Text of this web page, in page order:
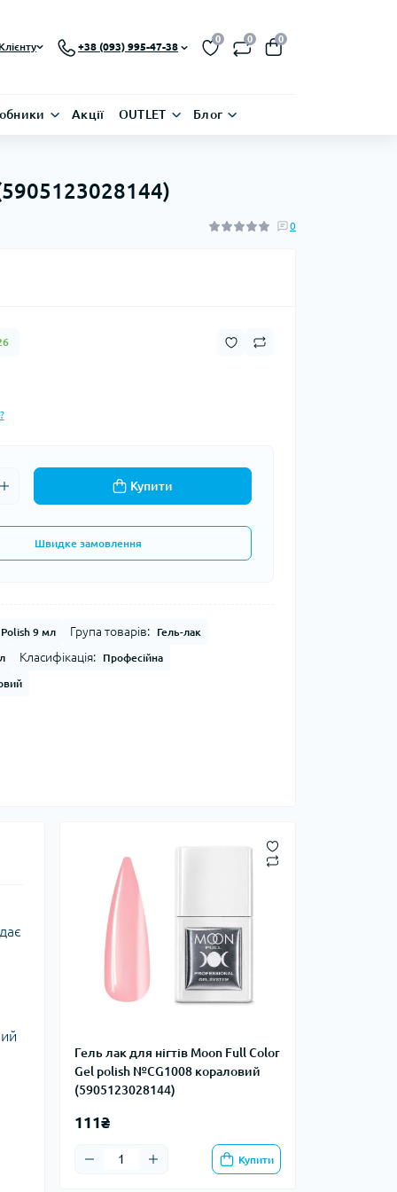
+38 (093) 995-47-38
0 0 0
Акції OUTLET Блог
0
Купити
Швидке замовлення
9 мл Група товарів: Гель-лак
Класифікація: Професійна
Гель лак для нігтів Moon Full Color
Gel polish №CG1008 кораловий
(5905123028144)
111₴
Купити